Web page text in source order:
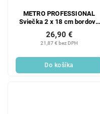
METRO PROFESSIONAL
Sviečka 2 x 18 cm bordová
21,87 € bez DPH
26,90 €
Do košíka